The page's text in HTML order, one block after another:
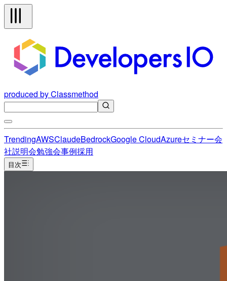
produced by Classmethod
TrendingAWSClaudeBedrockGoogle CloudAzureセミナー会
社説明会勉強会事例採用
目次